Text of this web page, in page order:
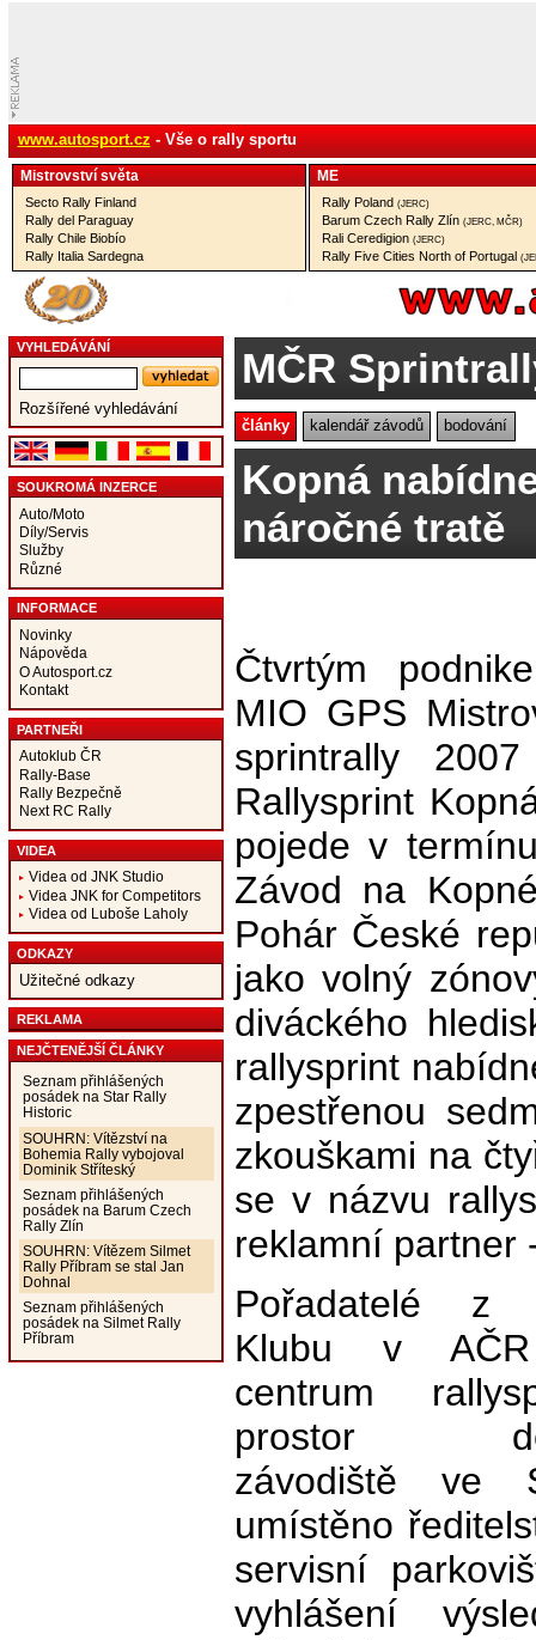
www.autosport.cz - Vše o rally sportu
Mistrovství­ světa
Secto Rally Finland
Rally del Paraguay
Rally Chile Biobío
Rally Italia Sardegna
ME
Rally Poland (JERC)
Barum Czech Rally Zlín (JERC, MČR)
Rali Ceredigion (JERC)
Rally Five Cities North of Portugal
VYHLEDÁVÁNÍ
Rozšířené vyhledávání
SOUKROMÁ INZERCE
Auto/Moto
Díly/Servis
Služby
Různé
INFORMACE
Novinky
Nápověda
O Autosport.cz
Kontakt
PARTNEŘI
Autoklub ČR
Rally-Base
Rally Bezpečně
Next RC Rally
VIDEA
Videa od JNK Studio
Videa JNK for Competitors
Videa od Luboše Laholy
ODKAZY
Užitečné odkazy
REKLAMA
NEJČTENĚJŠÍ ČLÁNKY
Seznam přihlášených
posádek na Star Rally
Historic
SOUHRN: Vítězství na
Bohemia Rally vybojoval
Dominik Stříteský
Seznam přihlášených
posádek na Barum Czech
Rally Zlín
SOUHRN: Vítězem Silmet
Rally Příbram se stal Jan
Dohnal
Seznam přihlášených
posádek na Silmet Rally
Příbram
MČR
články kalendář závodů bodování
Kopná
náročné tratě
Čtvrtým
MIO GPS
sprintrally
Rallysprint
pojede v
Závod na
Pohár České
jako volný
diváckého
rallysprint
zpestřenou
zkouškami na
se v názvu
reklamní partner
Pořadatelé z
Klubu v
centrum
prostor
závodiště ve
umístěno
servisní
vyhlášení